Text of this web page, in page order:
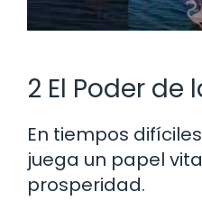
2 El Poder
En tiempos
juega un papel
prosperidad.